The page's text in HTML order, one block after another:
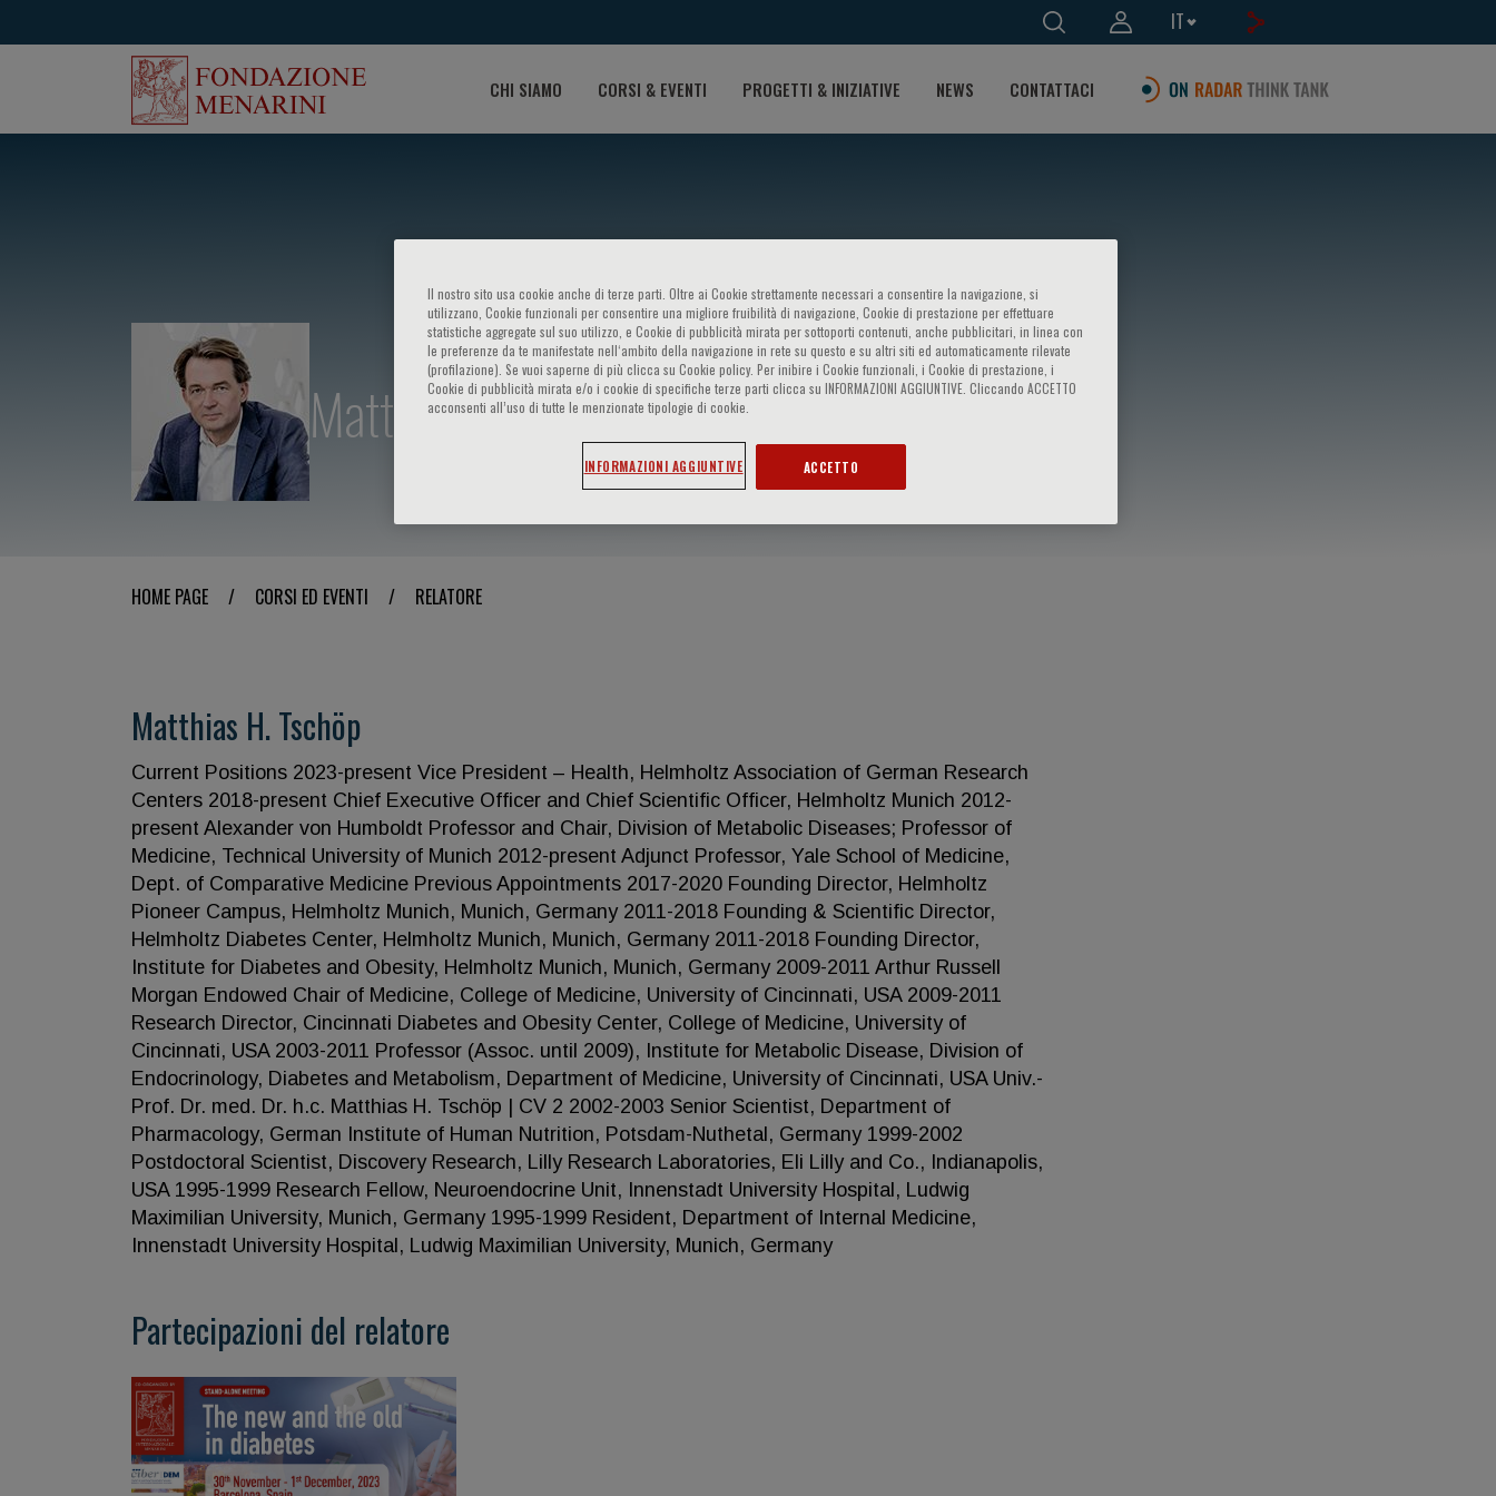
IT
CHI SIAMO CORSI & EVENTI PROGETTI & INIZIATIVE NEWS CONTATTACI
Matthias H. Tschöp
HOME PAGE / CORSI ED EVENTI / RELATORE
Matthias H. Tschöp
Current Positions 2023-present Vice President – Health, Helmholtz Association of German Research
Centers 2018-present Chief Executive Officer and Chief Scientific Officer, Helmholtz Munich 2012-
present Alexander von Humboldt Professor and Chair, Division of Metabolic Diseases; Professor of
Medicine, Technical University of Munich 2012-present Adjunct Professor, Yale School of Medicine,
Dept. of Comparative Medicine Previous Appointments 2017-2020 Founding Director, Helmholtz
Pioneer Campus, Helmholtz Munich, Munich, Germany 2011-2018 Founding & Scientific Director,
Helmholtz Diabetes Center, Helmholtz Munich, Munich, Germany 2011-2018 Founding Director,
Institute for Diabetes and Obesity, Helmholtz Munich, Munich, Germany 2009-2011 Arthur Russell
Morgan Endowed Chair of Medicine, College of Medicine, University of Cincinnati, USA 2009-2011
Research Director, Cincinnati Diabetes and Obesity Center, College of Medicine, University of
Cincinnati, USA 2003-2011 Professor (Assoc. until 2009), Institute for Metabolic Disease, Division of
Endocrinology, Diabetes and Metabolism, Department of Medicine, University of Cincinnati, USA Univ.-
Prof. Dr. med. Dr. h.c. Matthias H. Tschöp | CV 2 2002-2003 Senior Scientist, Department of
Pharmacology, German Institute of Human Nutrition, Potsdam-Nuthetal, Germany 1999-2002
Postdoctoral Scientist, Discovery Research, Lilly Research Laboratories, Eli Lilly and Co., Indianapolis,
USA 1995-1999 Research Fellow, Neuroendocrine Unit, Innenstadt University Hospital, Ludwig
Maximilian University, Munich, Germany 1995-1999 Resident, Department of Internal Medicine,
Innenstadt University Hospital, Ludwig Maximilian University, Munich, Germany
Partecipazioni del relatore
Il nostro sito usa cookie anche di terze parti. Oltre ai Cookie strettamente necessari a consentire la navigazione, si
utilizzano, Cookie funzionali per consentire una migliore fruibilità di navigazione, Cookie di prestazione per effettuare
statistiche aggregate sul suo utilizzo, e Cookie di pubblicità mirata per sottoporti contenuti, anche pubblicitari, in linea con
le preferenze da te manifestate nell‘ambito della navigazione in rete su questo e su altri siti ed automaticamente rilevate
(profilazione). Se vuoi saperne di più clicca su Cookie policy. Per inibire i Cookie funzionali, i Cookie di prestazione, i
Cookie di pubblicità mirata e/o i cookie di specifiche terze parti clicca su INFORMAZIONI AGGIUNTIVE. Cliccando ACCETTO
acconsenti all’uso di tutte le menzionate tipologie di cookie.
INFORMAZIONI AGGIUNTIVE ACCETTO